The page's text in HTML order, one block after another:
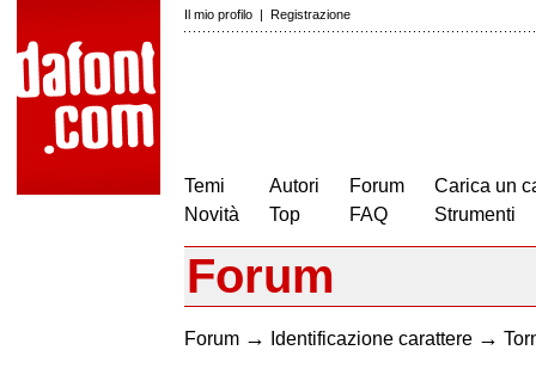
Il mio profilo | Registrazione
Temi
Novità
Autori
Top
Forum
FAQ
Carica un
Strumenti
Forum
Forum → Identificazione carattere →